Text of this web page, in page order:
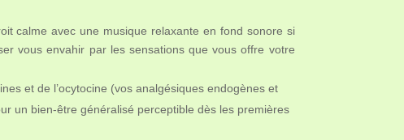
calme avec une musique relaxante en fond sonore si
vous envahir par les sensations que vous offre votre
et de l’ocytocine (vos analgésiques endogènes et
un bien-être généralisé perceptible dès les premières